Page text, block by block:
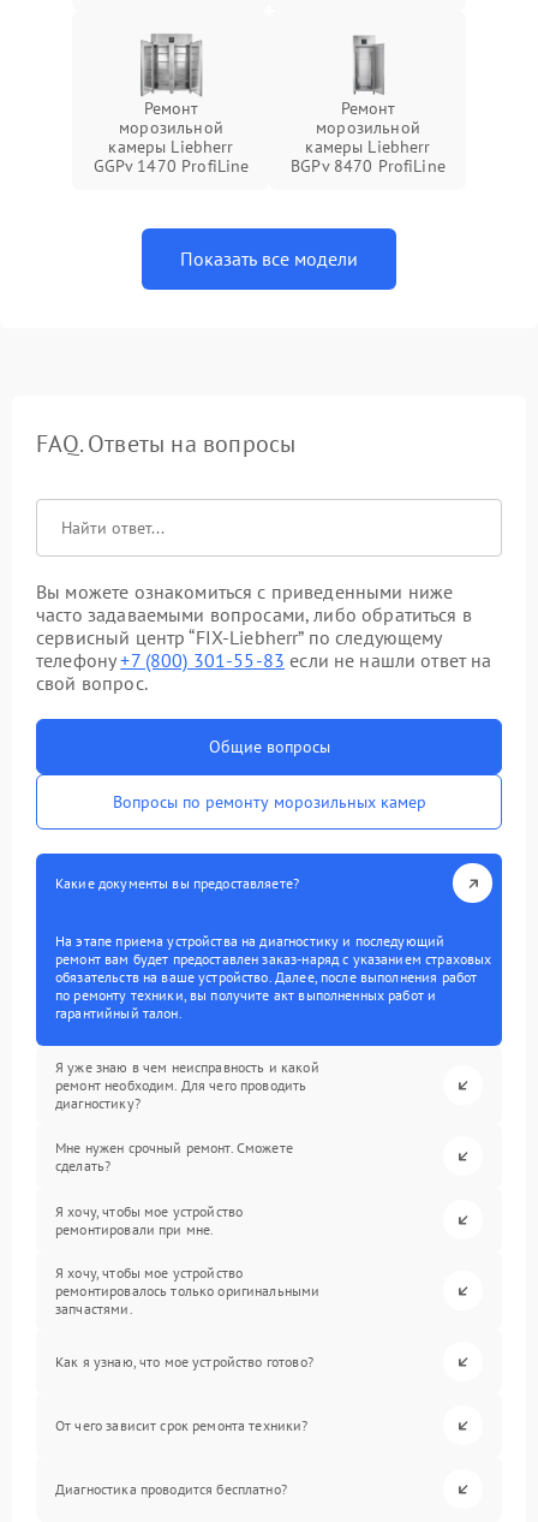
Ремонт
морозильной
камеры Liebherr
GGPv 1470 ProfiLine
Ремонт
морозильной
камеры Liebherr
BGPv 8470 ProfiLine
Показать все модели
FAQ. Ответы на вопросы
Вы можете ознакомиться с приведенными ниже
часто задаваемыми вопросами, либо обратиться в
сервисный центр “FIX-Liebherr” по следующему
телефону+7 (800) 301-55-83 если не нашли ответ на
свой вопрос.
Общие вопросы
Вопросы по ремонту морозильных камер
Какие документы вы предоставляете?
На этапе приема устройства на диагностику и последующий
ремонт вам будет предоставлен заказ-наряд с указанием страховых
обязательств на ваше устройство. Далее, после выполнения работ
по ремонту техники, вы получите акт выполненных работ и
гарантийный талон.
Я уже знаю в чем неисправность и какой
ремонт необходим. Для чего проводить
диагностику?
Мне нужен срочный ремонт. Сможете
сделать?
Я хочу, чтобы мое устройство
ремонтировали при мне.
Я хочу, чтобы мое устройство
ремонтировалось только оригинальными
запчастями.
Как я узнаю, что мое устройство готово?
От чего зависит срок ремонта техники?
Диагностика проводится бесплатно?